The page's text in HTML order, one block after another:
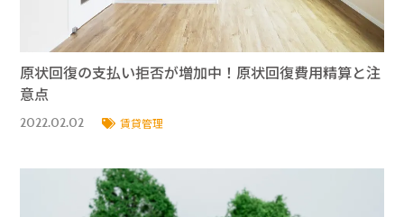
原状回復の支払い拒否が増加中！原状回復費用精算と注
意点
2022.02.02 賃貸管理